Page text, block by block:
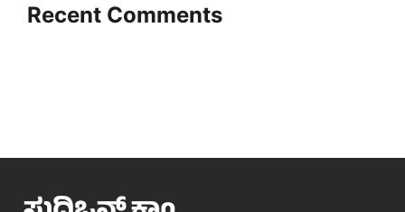
Recent Comments